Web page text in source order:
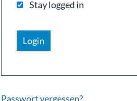
Stay logged in
Passwort vergessen?